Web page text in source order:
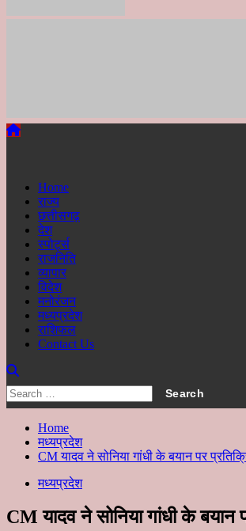
Home
राज्य
छत्तीसगढ़
देश
स्पोर्ट्स
राजनिति
व्यापार
विदेश
मनोरंजन
मध्यप्रदेश
राशिफल
Contact Us
Search
for:
Home
मध्यप्रदेश
CM यादव ने सोनिया गांधी के बयान पर
मध्यप्रदेश
CM यादव ने सोनिया गांधी के बयान